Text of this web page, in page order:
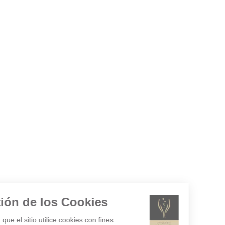
Gestión de los Cookies
¿Acepta que el sitio utilice cookies con fines